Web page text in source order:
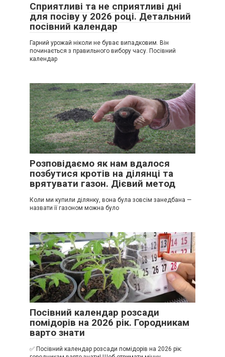
Сприятливі та не сприятливі дні
для посіву у 2026 році. Детальний
посівний календар
Гарний урожай ніколи не буває випадковим. Він
починається з правильного вибору часу. Посівний
календар
Розповідаємо як нам вдалося
позбутися кротів на ділянці та
врятувати газон. Дієвий метод
Коли ми купили ділянку, вона була зовсім занедбана —
назвати її газоном можна було
Посівний календар розсади
помідорів на 2026 рік. Городникам
варто знати
✅ Посівний календар розсади помідорів на 2026 рік: